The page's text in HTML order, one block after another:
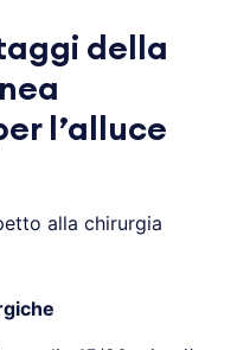
della
l’alluce
alla chirurgia